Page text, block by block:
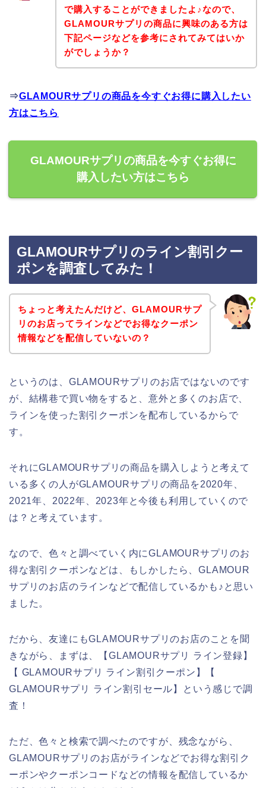
で購入することができましたよ♪なので、
GLAMOURサプリの商品に興味のある方は
下記ページなどを参考にされてみてはいか
がでしょうか？
⇒GLAMOURサプリの商品を今すぐお得に購入したい
方はこちら
GLAMOURサプリの商品を今すぐお得に
購入したい方はこちら
GLAMOURサプリのライン割引クー
ポンを調査してみた！
ちょっと考えたんだけど、GLAMOURサプ
リのお店ってラインなどでお得なクーポン
情報などを配信していないの？
というのは、GLAMOURサプリのお店ではないのです
が、結構巷で買い物をすると、意外と多くのお店で、
ラインを使った割引クーポンを配布しているからで
す。
それにGLAMOURサプリの商品を購入しようと考えて
いる多くの人がGLAMOURサプリの商品を2020年、
2021年、2022年、2023年と今後も利用していくので
は？と考えています。
なので、色々と調べていく内にGLAMOURサプリのお
得な割引クーポンなどは、もしかしたら、GLAMOUR
サプリのお店のラインなどで配信しているかも♪と思い
ました。
だから、友達にもGLAMOURサプリのお店のことを聞
きながら、まずは、【GLAMOURサプリ ライン登録】
【 GLAMOURサプリ ライン割引クーポン】【
GLAMOURサプリ ライン割引セール】という感じで調
査！
ただ、色々と検索で調べたのですが、残念ながら、
GLAMOURサプリのお店がラインなどでお得な割引ク
ーポンやクーポンコードなどの情報を配信しているか